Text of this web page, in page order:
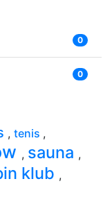
0
0
, tenis ,
, sauna ,
klub ,